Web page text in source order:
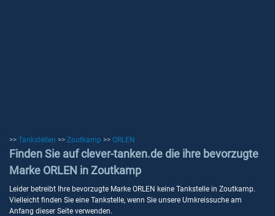
>> Tankstellen >> Zoutkamp >> ORLEN
Finden Sie auf clever-tanken.de die ihre bevorzugte
Marke ORLEN in Zoutkamp
Leider betreibt Ihre bevorzugte Marke ORLEN keine Tankstelle in Zoutkamp.
Vielleicht finden Sie eine Tankstelle, wenn Sie unsere Umkreissuche am
Anfang dieser Seite verwenden.